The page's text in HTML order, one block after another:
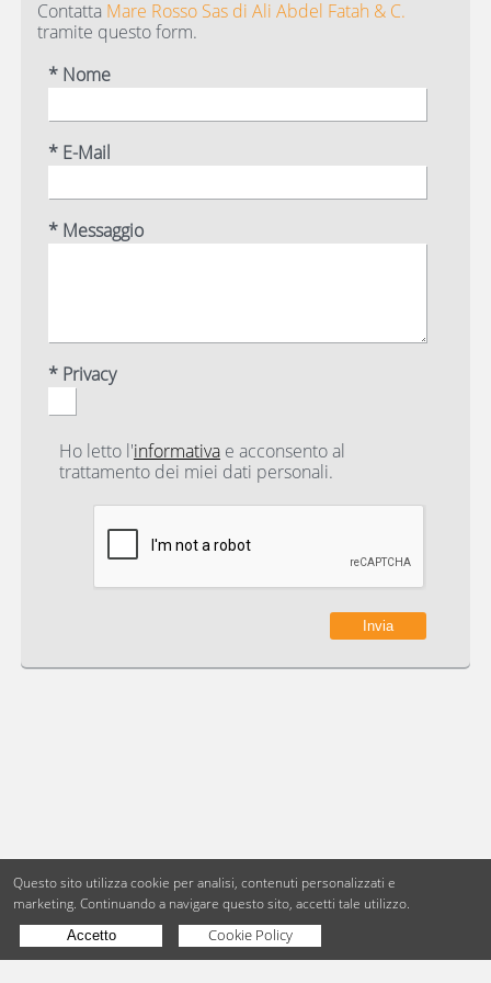
Contatta Mare Rosso Sas di Ali Abdel Fatah & C.
tramite questo form.
* Nome
* E-Mail
* Messaggio
* Privacy
Ho letto l'informativae acconsento al
trattamento dei miei dati personali.
Copyright © BdueB Srl PI 07755110967 Privacy Utilizzo dei cookie
Questo sito utilizza cookie per analisi, contenuti personalizzati e
marketing. Continuando a navigare questo sito, accetti tale utilizzo.
Accetto Cookie Policy